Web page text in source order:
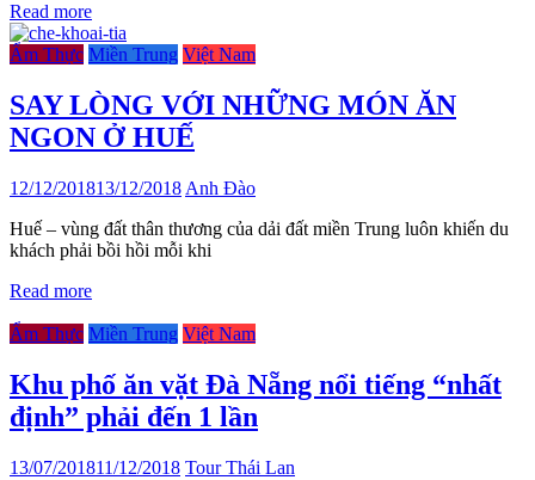
Read more
Ẩm Thực Miền Trung Việt Nam
SAY LÒNG VỚI NHỮNG MÓN ĂN
NGON Ở HUẾ
12/12/201813/12/2018 Anh Đào
Huế – vùng đất thân thương của dải đất miền Trung luôn khiến du
khách phải bồi hồi mỗi khi
Read more
Ẩm Thực Miền Trung Việt Nam
Khu phố ăn vặt Đà Nẵng nổi tiếng “nhất
định” phải đến 1 lần
13/07/201811/12/2018 Tour Thái Lan